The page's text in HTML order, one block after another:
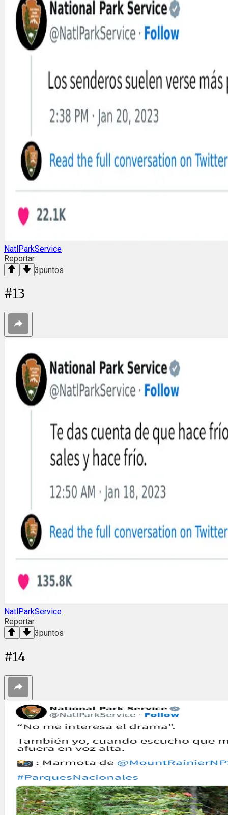
NatlParkService
Reportar
3puntos
#13
NatlParkService
Reportar
3puntos
#14